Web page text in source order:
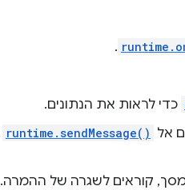
.
כדי לראות את הנתונים.
אל runtime.sendMessage()
קוראים לשגרה של ההמרה.